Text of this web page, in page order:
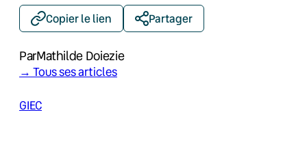
Copier le lien Partager
ParMathilde Doiezie
→ Tous ses articles
GIEC